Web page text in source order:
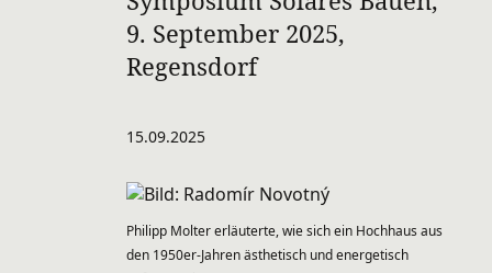
9. September 2025,
Regensdorf
15.09.2025
Philipp Molter erläuterte, wie sich ein Hochhaus aus
den 1950er-Jahren ästhetisch und energetisch